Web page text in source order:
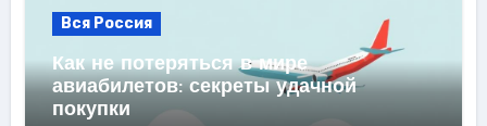
Вся Россия
Как не потеряться в мире
авиабилетов: секреты удачной
покупки